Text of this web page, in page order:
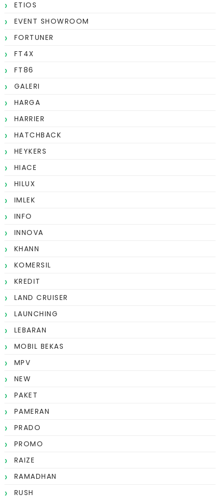
ETIOS
EVENT SHOWROOM
FORTUNER
FT4X
FT86
GALERI
HARGA
HARRIER
HATCHBACK
HEYKERS
HIACE
HILUX
IMLEK
INFO
INNOVA
KHANN
KOMERSIL
KREDIT
LAND CRUISER
LAUNCHING
LEBARAN
MOBIL BEKAS
MPV
NEW
PAKET
PAMERAN
PRADO
PROMO
RAIZE
RAMADHAN
RUSH